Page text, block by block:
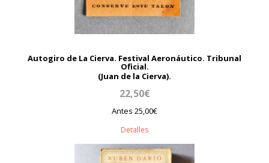
Autogiro de La Cierva. Festival Aeronáutico. Tribunal
Oficial.
(Juan de la Cierva).
22,50€
Antes 25,00€
Detalles